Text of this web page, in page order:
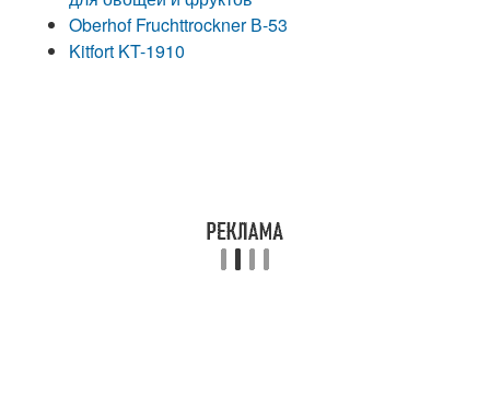
Oberhof Fruchttrockner В-53
Kitfort KT-1910